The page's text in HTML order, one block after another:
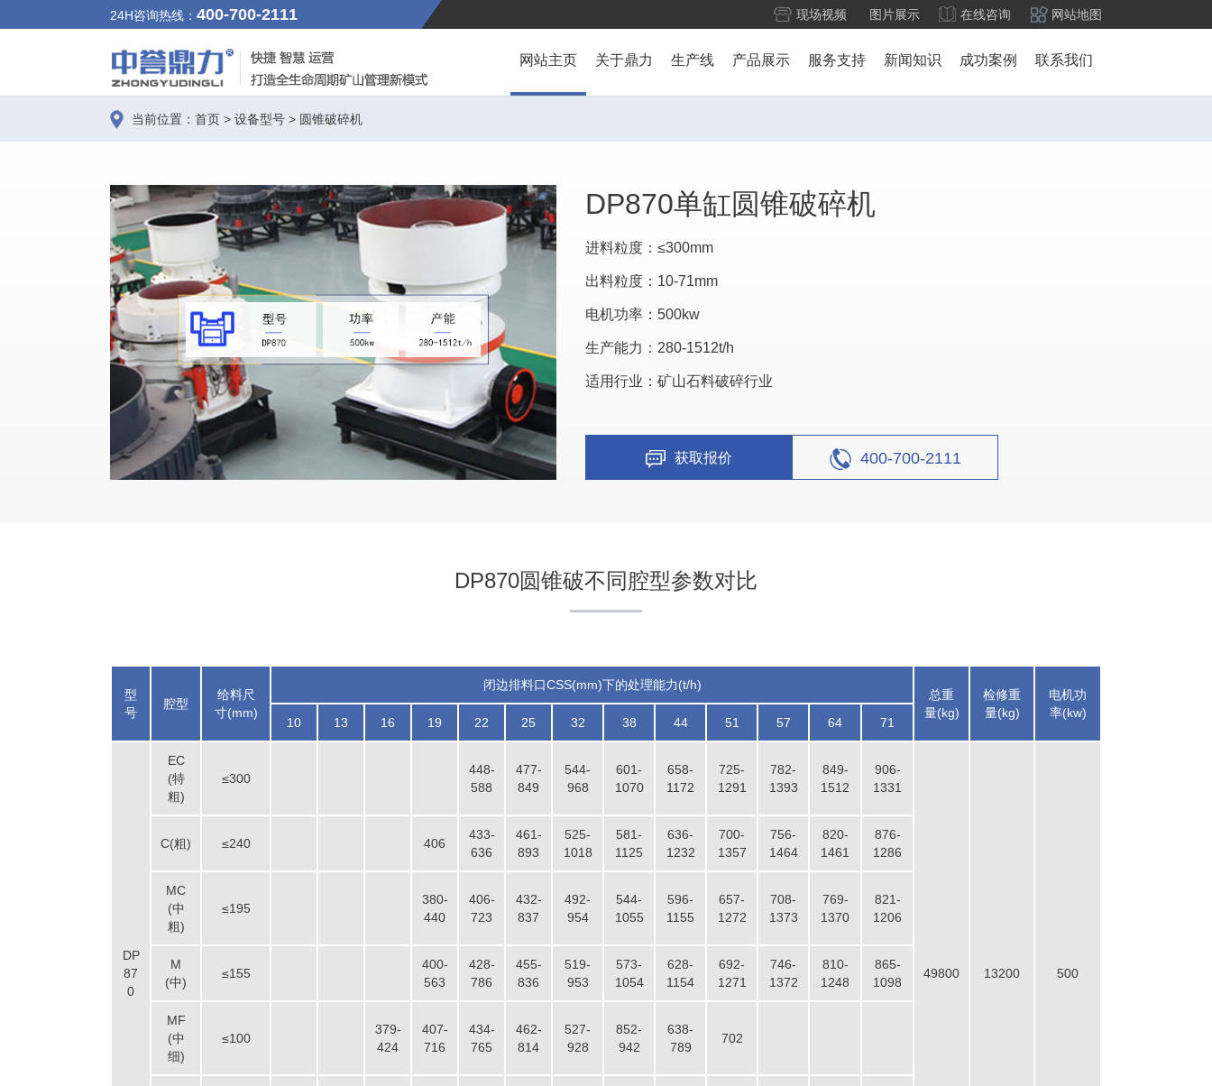
24H咨询热线： 400-700-2111 现场视频 图片展示 在线咨询 网站地图
网站主页 关于鼎力 生产线 产品展示 服务支持 新闻知识 成功案例 联系我们
当前位置： 首页 > 设备型号 > 圆锥破碎机
DP870单缸圆锥破碎机
进料粒度：≤300mm
出料粒度：10-71mm
电机功率：500kw
生产能力：280-1512t/h
适用行业：矿山石料破碎行业
获取报价 400-700-2111
DP870圆锥破不同腔型参数对比
型
号
腔型
给料尺
寸(mm)
闭边排料口CSS(mm)下的处理能力(t/h)
总重
量(kg)
检修重
量(kg)
电机功
率(kw)
10 13 16 19 22 25 32 38 44 51 57 64 71
DP
87
0
EC
(特
粗)
≤300
448-
588
477-
849
544-
968
601-
1070
658-
1172
725-
1291
782-
1393
849-
1512
906-
1331
49800 13200 500
C(粗) ≤240 406
433-
636
461-
893
525-
1018
581-
1125
636-
1232
700-
1357
756-
1464
820-
1461
876-
1286
MC
(中
粗)
≤195
380-
440
406-
723
432-
837
492-
954
544-
1055
596-
1155
657-
1272
708-
1373
769-
1370
821-
1206
M
(中)
≤155
400-
563
428-
786
455-
836
519-
953
573-
1054
628-
1154
692-
1271
746-
1372
810-
1248
865-
1098
MF
(中
细)
≤100
379-
424
407-
716
434-
765
462-
814
527-
928
852-
942
638-
789
702